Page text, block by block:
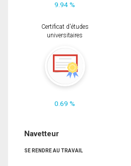
9.94 %
Certificat d'études
universitaires
0.69 %
Navetteur
SE RENDRE AU TRAVAIL